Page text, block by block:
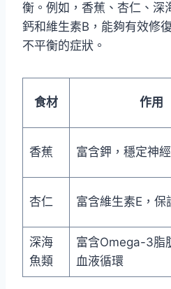
衡。例如，香蕉、杏仁、深
鈣和維生素B，能夠有效修
不平衡的症狀。
食材 作用
香蕉 富含鉀，穩定神
杏仁 富含維生素E，保
深海
魚類
富含Omega-3脂
血液循環